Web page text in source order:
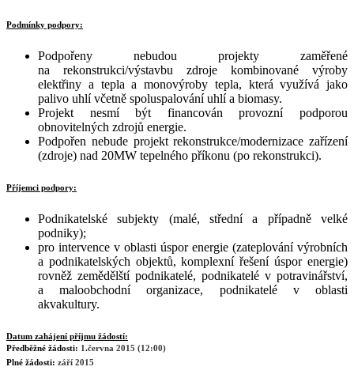
Podmínky podpory:
Podpořeny nebudou projekty zaměřené
na rekonstrukci/výstavbu zdroje kombinované výroby
elektřiny a tepla a monovýroby tepla, která využívá jako
palivo uhlí včetně spoluspalování uhlí a biomasy.
Projekt nesmí být financován provozní podporou
obnovitelných zdrojů energie.
Podpořen nebude projekt rekonstrukce/modernizace zařízení
(zdroje) nad 20MW tepelného příkonu (po rekonstrukci).
Příjemci podpory:
Podnikatelské subjekty (malé, střední a případně velké
podniky);
pro intervence v oblasti úspor energie (zateplování výrobních
a podnikatelských objektů, komplexní řešení úspor energie)
rovněž zemědělští podnikatelé, podnikatelé v potravinářství,
a maloobchodní organizace, podnikatelé v oblasti
akvakultury.
Datum zahájení příjmu žádostí:
Předběžné žádosti: 1.června 2015 (12:00)
Plné žádosti: září 2015